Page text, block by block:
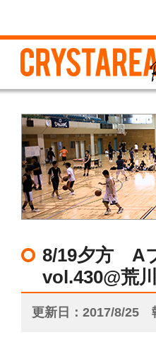
8/19夕方 A
vol.430@荒
更新日 2017/8/25